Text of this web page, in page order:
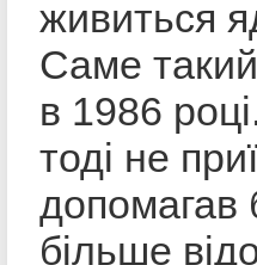
живиться
Саме
в 1986
тоді не
допомагав
більше